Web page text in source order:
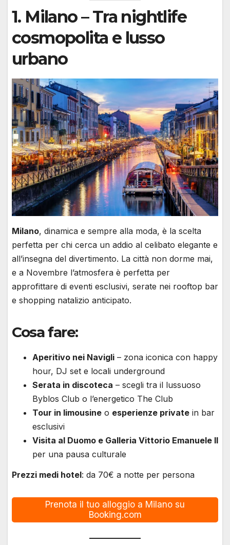
1. Milano– Tra nightlife
cosmopolita e lusso
urbano
Milano, dinamica e sempre alla moda, è la scelta
perfetta per chi cerca un addio al celibato elegante e
all’insegna del divertimento. La città non dorme mai,
e a Novembre l’atmosfera è perfetta per
approfittare di eventi esclusivi, serate nei rooftop bar
e shopping natalizio anticipato.
Cosa fare:
Aperitivo nei Navigli – zona iconica con happy
hour, DJ set e locali underground
Serata in discoteca – scegli tra il lussuoso
Byblos Club o l’energetico The Club
Tour in limousine o esperienze private in bar
esclusivi
Visita al Duomo e Galleria Vittorio Emanuele II
per una pausa culturale
Prezzi medi hotel: da 70€ a notte per persona
Prenota il tuo alloggio a Milano su
Booking.com